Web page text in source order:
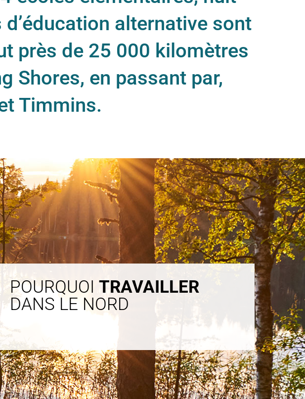
alternative sont
près de 25 000 kilomètres
Shores, en passant par,
Timmins.
POURQUOI TRAVAILLER
DANS LE NORD